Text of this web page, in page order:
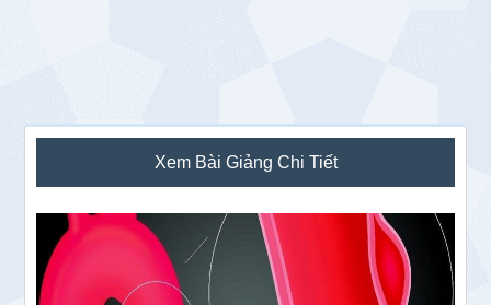
Sidebar
chính
Xem Bài Giảng Chi Tiết